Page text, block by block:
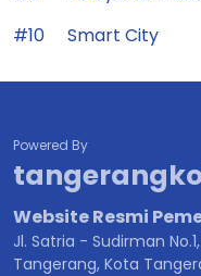
#10
Smart City
Powered By
Website Resmi
Jl. Satria - Sudirman
Tangerang, Kota